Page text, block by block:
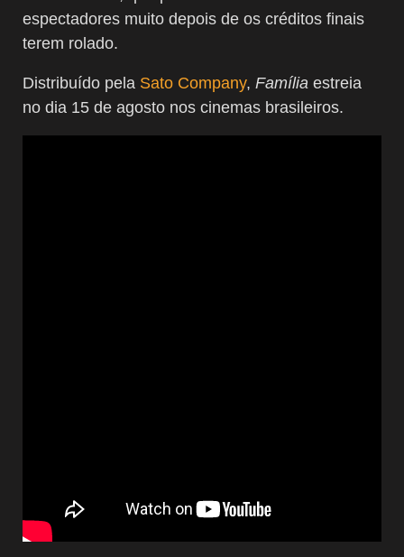
espectadores muito depois de os créditos finais
terem rolado.
Distribuído pela Sato Company, Família estreia
no dia 15 de agosto nos cinemas brasileiros.